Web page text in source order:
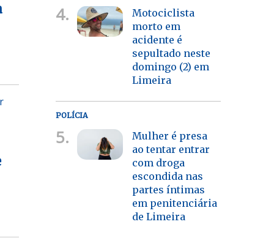
4.
Motociclista
morto em
acidente é
sepultado neste
domingo (2) em
Limeira
POLÍCIA
5.
Mulher é presa
ao tentar entrar
com droga
escondida nas
partes íntimas
em penitenciária
de Limeira